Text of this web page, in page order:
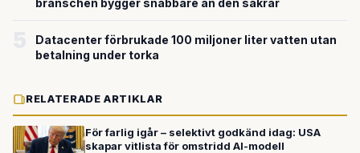
branschen bygger snabbare än den säkrar
Datacenter förbrukade 100 miljoner liter vatten utan
betalning under torka
RELATERADE ARTIKLAR
För farlig igår – selektivt godkänd idag: USA
skapar vitlista för omstridd AI-modell